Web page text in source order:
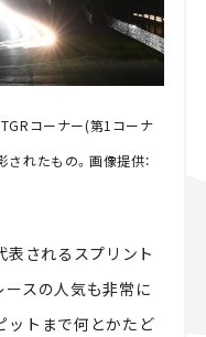
コーナー(第1コーナ
れたもの。画像提供：
表されるスプリント
ースの人気も非常に
ットまで何とかたど